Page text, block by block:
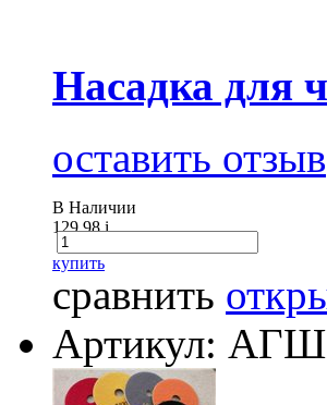
Насадка
оставить отзыв
В Наличии
129.98i
купить
сравнить
Артикул: